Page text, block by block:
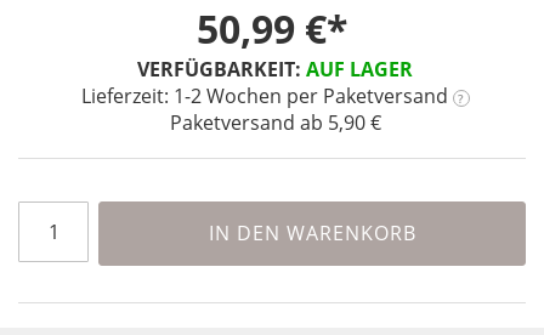
VERFÜGBARKEIT: AUF LAGER
Lieferzeit: 1-2 Wochen per Paketversand ?
Paketversand ab 5,90 €
50,99 €
IN DEN WARENKORB